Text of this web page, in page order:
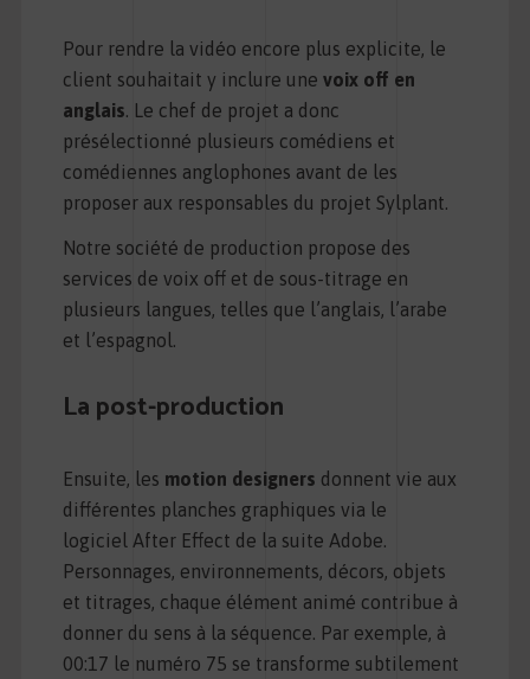
Pour rendre la vidéo encore plus explicite, le
client souhaitait y inclure une voix off en
anglais . Le chef de projet a donc
présélectionné plusieurs comédiens et
comédiennes anglophones avant de les
proposer aux responsables du projet Sylplant.
Notre société de production propose des
services de voix off et de sous-titrage en
plusieurs langues, telles que l’anglais, l’arabe
et l’espagnol.
La post-production
Ensuite, les motion designers donnent vie aux
différentes planches graphiques via le
logiciel After Effect de la suite Adobe.
Personnages, environnements, décors, objets
et titrages, chaque élément animé contribue à
donner du sens à la séquence. Par exemple, à
00:17 le numéro 75 se transforme subtilement